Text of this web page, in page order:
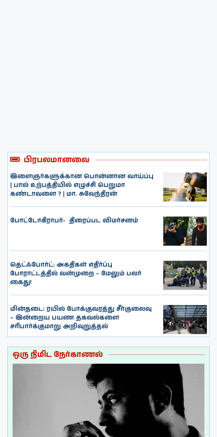
பிரபலமானவை
இளைஞர்களுக்கான பொன்னான வாய்ப்பு
| பால் உற்பத்தியில் எழுச்சி பெறுமா
கண்டாவளை ? | மா. சுவேந்திரன்
போட்டோகிராபர்- ‌ திரைப்பட விமர்சனம்
தெட்ஃபோர்ட்: அகதிகள் எதிர்ப்பு
போராட்டத்தில் வன்முறை – மேலும் பலர்
கைது!
மின்தடை: ரயில் போக்குவரத்து சீர்குலைவு
– இன்றைய பயண தகவல்களை
சரிபார்க்குமாறு அறிவுறுத்தல்
ஒரு நிமிட நேர்காணல்